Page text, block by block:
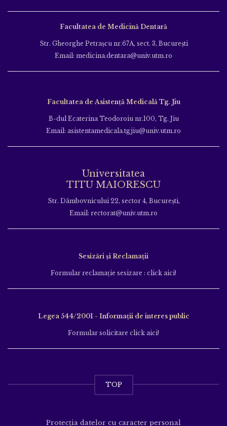
Facultatea de Medicină Dentară
Str. Gheorghe Petraşcu nr.67A, sect. 3, Bucureşti
Email: medicina.dentara@univ.utm.ro
Facultatea de Asistență Medicală Tg. Jiu
B-dul Ecaterina Teodoroiu nr.100, Tg. Jiu
Email: asistentamedicala.tgjiu@univ.utm.ro
Universitatea
TITU MAIORESCU
Str. Dâmbovnicului 22, sector 4, București,
Email: rectorat@univ.utm.ro
Sesizări și Reclamații
Formular reclamație sesizare : click aici!
Legea 544/2001 - Informații de interes public
Formular solicitare click aici!
TOP
Protecția datelor cu caracter personal